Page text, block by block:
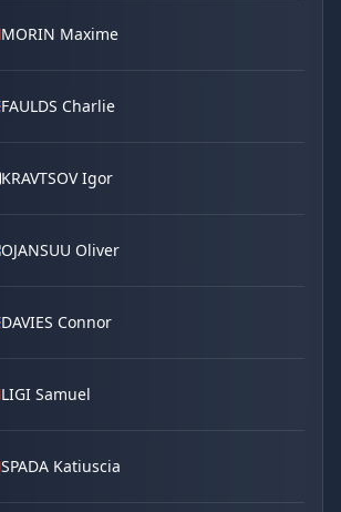
MORIN Maxime
FAULDS Charlie
KRAVTSOV Igor
OJANSUU Oliver
DAVIES Connor
LIGI Samuel
SPADA Katiuscia